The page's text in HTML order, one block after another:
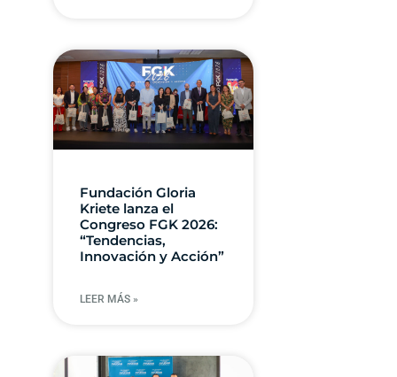
Fundación Gloria
Kriete lanza el
Congreso FGK 2026:
“Tendencias,
Innovación y Acción”
LEER MÁS »